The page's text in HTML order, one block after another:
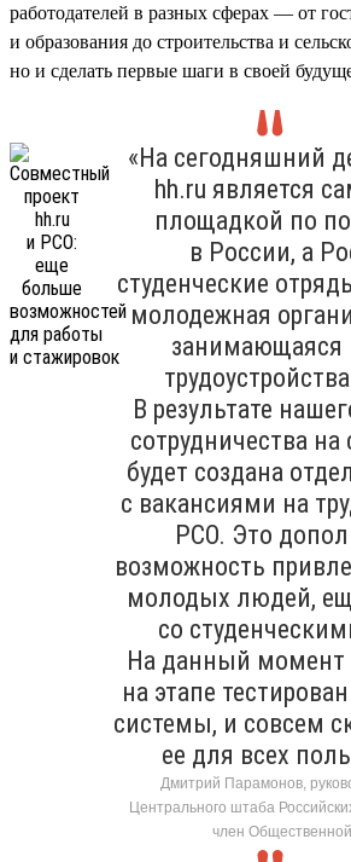
работодателей в разных сферах — от
и образования до строительства и
но и сделать первые шаги в своей
«На сегодняшний
hh.ru является
площадкой по
в России, а
студенческие
молодежная
занимающаяся
В результате
сотрудничества на
будет создана
с вакансиями на
РСО. Это
возможность
молодых людей,
со
На данный
на этапе
системы, и совсем
ее для всех
Дмитрий Парамонов,
Центрального штаба
член